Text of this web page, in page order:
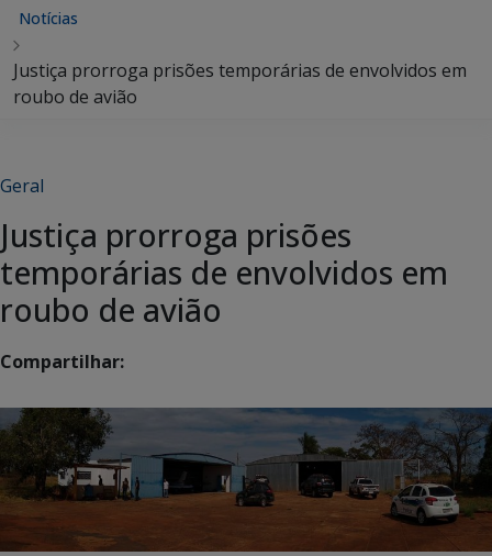
Notícias
Justiça prorroga prisões temporárias de envolvidos em
roubo de avião
Geral
Justiça prorroga prisões
temporárias de envolvidos em
roubo de avião
Compartilhar: